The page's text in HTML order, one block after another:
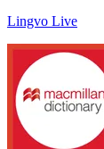
Lingvo Live